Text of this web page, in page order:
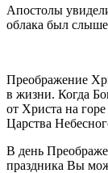
Апостолы
облака был
Преображение
в жизни. Когда
от Христа на
Царства
В день
праздника Вы